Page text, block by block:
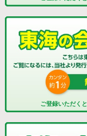
ご登録いただくと